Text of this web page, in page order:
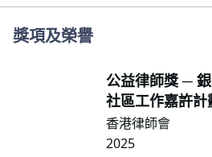
獎項及榮譽
公益律師獎 ─
社區工作嘉許計
香港律師會
2025